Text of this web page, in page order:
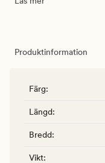
Produktinformation
Färg:
Längd:
Bredd:
Vikt: